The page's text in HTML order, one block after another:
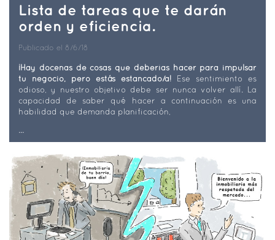
Lista de tareas que te darán
orden y eficiencia.
Publicado el 8/6/18
¡Hay docenas de cosas que deberías hacer para impulsar
tu negocio, pero estás estancado/a!
Ese sentimiento es
odioso, y nuestro objetivo debe ser nunca volver allí. La
capacidad de saber qué hacer a continuación es una
habilidad que demanda planificación,
...